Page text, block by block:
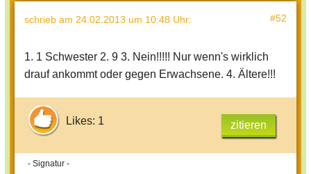
schrieb am 24.02.2013 um 10:48 Uhr: #52
1. 1 Schwester 2. 9 3. Nein!!!!! Nur wenn's wirklich
drauf ankommt oder gegen Erwachsene. 4. Ältere!!!
Likes: 1 zitieren
- Signatur -